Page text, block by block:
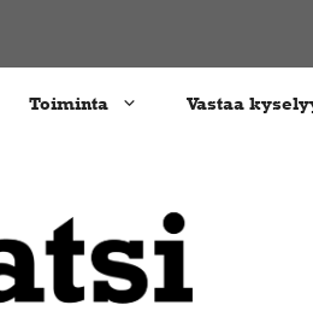
Toiminta Vastaa